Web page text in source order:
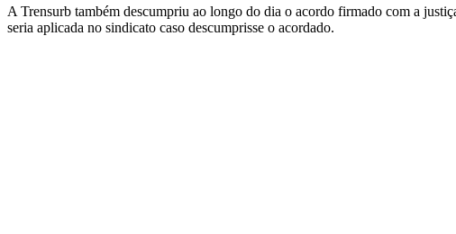
A Trensurb também descumpriu ao longo do dia o acordo firmado com a
seria aplicada no sindicato caso descumprisse o acordado.